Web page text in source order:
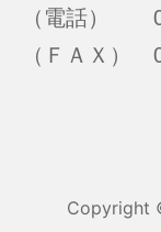
（電話）
（ＦＡＸ）
Copyright